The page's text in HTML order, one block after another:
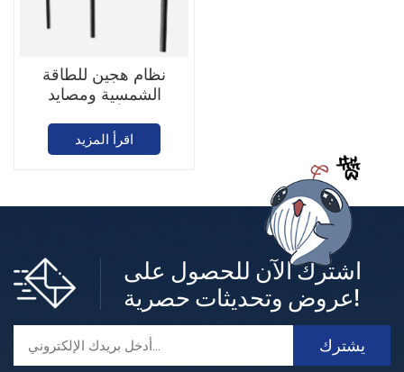
نظام هجين للطاقة
الشمسية ومصايد
اقرأ المزيد
اشترك الآن للحصول على
عروض وتحديثات حصرية!